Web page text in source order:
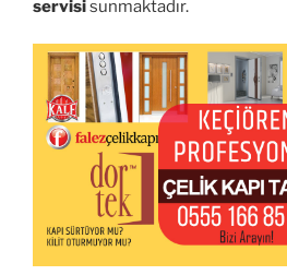
servisisunmaktadır.